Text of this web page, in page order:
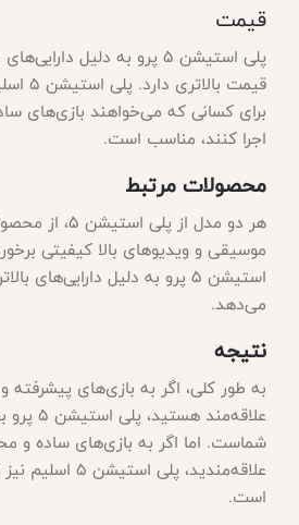
قیمت
پلی استیشن 5 پرو به دلیل
قیمت
برای کسانی که می‌خواهند بازی‌های
اجرا کنند، مناسب است.
محصولات مرتبط
هر دو مدل از پلی
موسیقی و ویدیوهای بالا کیفیتی
استیشن 5 پرو به دلیل دارایی‌های
می‌دهد.
نتیجه
به طور کلی، اگر به بازی‌های پیشرفته
علاقه‌مند
شماست. اما اگر به بازی‌های ساده و
علاقه‌مندید، پلی
است.